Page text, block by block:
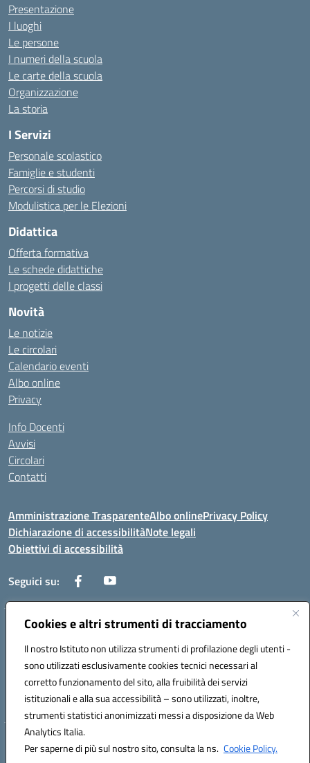
Cookies e altri strumenti di tracciamento
Il nostro Istituto non utilizza strumenti di profilazione degli utenti -
sono utilizzati esclusivamente cookies tecnici necessari al
corretto funzionamento del sito, alla fruibilità dei servizi
istituzionali e alla sua accessibilità – sono utilizzati, inoltre,
strumenti statistici anonimizzati messi a disposizione da Web
Analytics Italia.
Per saperne di più sul nostro sito, consulta la ns. Cookie Policy.
Presentazione
I luoghi
Le persone
I numeri della scuola
Le carte della scuola
Organizzazione
La storia
I Servizi
Personale scolastico
Famiglie e studenti
Percorsi di studio
Modulistica per le Elezioni
Didattica
Offerta formativa
Le schede didattiche
I progetti delle classi
Novità
Le notizie
Le circolari
Calendario eventi
Albo online
Privacy
Info Docenti
Avvisi
Circolari
Contatti
Amministrazione TrasparenteAlbo onlinePrivacy Policy
Dichiarazione di accessibilitàNote legali
Obiettivi di accessibilità
Seguici su:
Corso Roma, 1 71100 FOGGIA (FG)
Codice meccanografico: FGPM03000E
Mail: FGPM03000E@istruzione.it - PEC:
FGPM03000E@pec.istruzione.it
Codice fiscale: 80002240713
Hosting & Powered by 3D Solution S.r.l.
Concept & Design by Designers Italia